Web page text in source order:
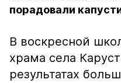
порадовали
В воскресной
храма села
результатах